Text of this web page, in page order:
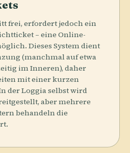
frei, erfordert jedoch ein
– eine Online-
Dieses System dient
(manchmal auf etwa
im Inneren), daher
mit einer kurzen
der Loggia selbst wird
aber mehrere
behandeln die